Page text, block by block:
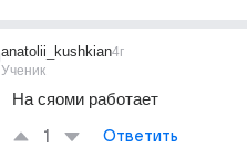
anatolii_kushkian
Ученик
4г
На сяоми работает
1 Ответить